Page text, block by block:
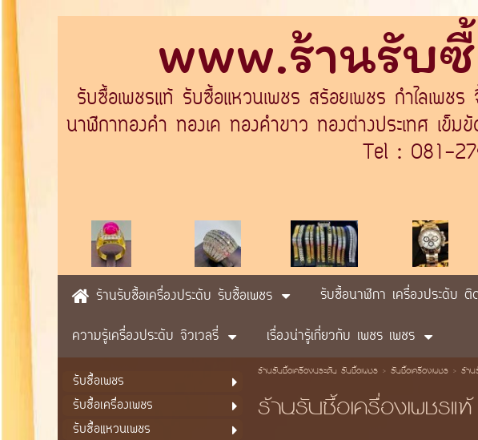
www.ร้านรับ
รับซื้อเพชรแท้ รับซื้อแหวนเพชร สร้อยเพชร กำไลเพช
นาฬิกาทองคำ ทองเค ทองคำขาว ทองต่างประเทศ เข็
Tel : 081-
ร้านรับซื้อเครื่องประดับ รับซื้อเพชร รับซื้อนาฬิกา เครื่องประดับ ติ
ความรู้เครื่องประดับ จิวเวลรี่
เรื่องน่ารู้เกี่ยวกับ เพชร เพชร
รับซื้อเพชร
รับซื้อเครื่องเพชร
รับซื้อแหวนเพชร
ร้านรับซื้อเครื่องประดับ รับซื้อเพชร> รับซื้อเครื่องเพชร> ร้าน
ร้านรับซื้อเครื่องเพชรแ